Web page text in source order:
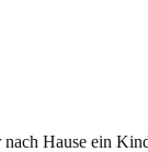
Hause ein